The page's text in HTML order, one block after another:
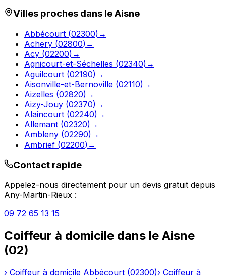
Villes proches dans leAisne
Abbécourt (02300) →
Achery (02800) →
Acy (02200) →
Agnicourt-et-Séchelles (02340) →
Aguilcourt (02190) →
Aisonville-et-Bernoville (02110) →
Aizelles (02820) →
Aizy-Jouy (02370) →
Alaincourt (02240) →
Allemant (02320) →
Ambleny (02290) →
Ambrief (02200) →
Contact rapide
Appelez-nous directement pour un devis gratuit depuis
Any-Martin-Rieux :
09 72 65 13 15
Coiffeur à domicile dans le Aisne
(02)
› Coiffeur à domicile Abbécourt (02300)› Coiffeur à